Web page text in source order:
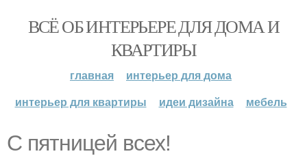
ВСЁ ОБ ИНТЕРЬЕРЕ ДЛЯ ДОМА И
КВАРТИРЫ
главная
интерьер для дома
интерьер для квартиры
идеи дизайна мебель
С пятницей всех!